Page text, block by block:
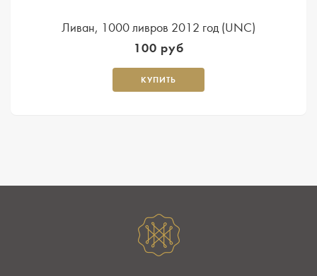
Ливан, 1000 ливров 2012 год (UNC)
100 руб
КУПИТЬ